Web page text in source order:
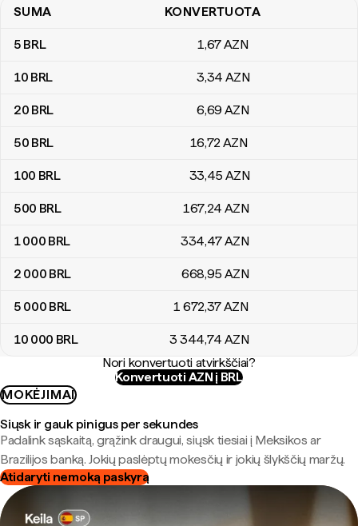
Brazilijos realai į Azerbaidžano manatai konvertavimo lentelė
SUMA KONVERTUOTA
5 BRL 1,67AZN
10 BRL 3,34 AZN
20 BRL 6,69 AZN
50 BRL 16,72AZN
100 BRL 33,45 AZN
500 BRL 167,24 AZN
1 000 BRL 334,47AZN
2 000 BRL 668,95 AZN
5 000 BRL 1 672,37AZN
10 000 BRL 3 344,74 AZN
Nori konvertuoti atvirkščiai?
Konvertuoti AZN į BRL
MOKĖJIMAI
Siųsk ir gauk pinigus per sekundes
Padalink sąskaitą, grąžink draugui, siųsk tiesiai į Meksikos ar
Brazilijos banką. Jokių paslėptų mokesčių ir jokių šlykščių maržų.
Atidaryti nemoką paskyrą